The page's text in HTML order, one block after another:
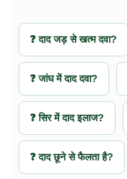
❓ दाद जड़ से खत्म दवा?
❓ जांघ में दाद दवा?
❓ सिर में दाद इलाज?
❓ दाद छूने से फैलता है?